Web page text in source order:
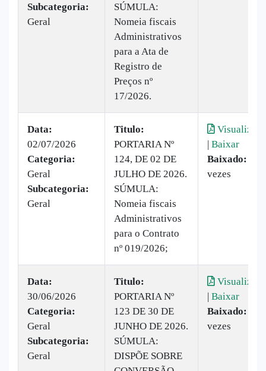
Subcategoria:
Geral
SÚMULA:
Nomeia fiscais
Administrativos
para a Ata de
Registro de
Preços nº
17/2026.
Data:
02/07/2026
Categoria:
Geral
Subcategoria:
Geral
Titulo:
PORTARIA Nº
124, DE 02 DE
JULHO DE 2026.
SÚMULA:
Nomeia fiscais
Administrativos
para o Contrato
nº 019/2026;
Visualizar
| Baixar
Baixado:
vezes
Data:
30/06/2026
Categoria:
Geral
Subcategoria:
Geral
Titulo:
PORTARIA Nº
123 DE 30 DE
JUNHO DE 2026.
SÚMULA:
DISPÕE SOBRE
Visualizar
| Baixar
Baixado:
vezes